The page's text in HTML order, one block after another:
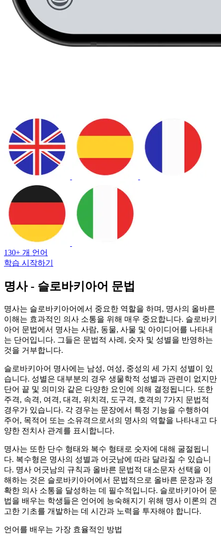
130+ 개 언어
학습 시작하기
명사 - 슬로바키아어 문법
명사는 슬로바키아어에서 중요한 역할을 하며, 명사의 올바른
이해는 효과적인 의사 소통을 위해 매우 중요합니다. 슬로바키
아어 문법에서 명사는 사람, 동물, 사물 및 아이디어를 나타내
는 단어입니다. 그들은 문법적 사례, 숫자 및 성별을 반영하는
것을 거부합니다.
슬로바키아어 명사에는 남성, 여성, 중성의 세 가지 성별이 있
습니다. 성별은 대부분의 경우 생물학적 성별과 관련이 없지만
단어 끝 및 의미와 같은 다양한 요인에 의해 결정됩니다. 또한
주격, 속격, 여격, 대격, 위치격, 도구격, 호격의 7가지 문법적
경우가 있습니다. 각 경우는 문장에서 특정 기능을 수행하여
주어, 목적어 또는 소유격으로서의 명사의 역할을 나타내고 다
양한 전치사 관계를 표시합니다.
명사는 또한 단수 형태와 복수 형태로 숫자에 대해 굴절됩니
다. 복수형은 명사의 성별과 어긋남에 따라 달라질 수 있습니
다. 명사 어긋남의 규칙과 올바른 문법적 대소문자 선택을 이
해하는 것은 슬로바키아어에서 문법적으로 올바른 문장과 정
확한 의사 소통을 달성하는 데 필수적입니다. 슬로바키아어 문
법을 배우는 학생들은 언어에 능숙해지기 위해 명사 이론의 견
고한 기초를 개발하는 데 시간과 노력을 투자해야 합니다.
언어를 배우는 가장 효율적인 방법